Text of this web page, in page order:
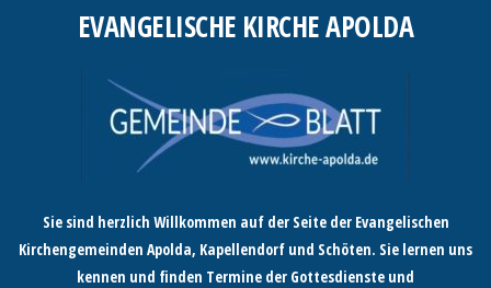
EVANGELISCHE KIRCHE APOLDA
Sie sind herzlich Willkommen auf der Seite der Evangelischen
Kirchengemeinden Apolda, Kapellendorf und Schöten. Sie lernen uns
kennen und finden Termine der Gottesdienste und